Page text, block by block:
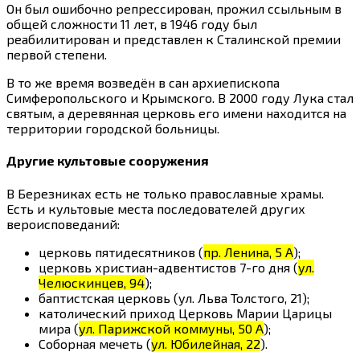
Он был ошибочно репрессирован, прожил ссыльным в
общей сложности 11 лет, в 1946 году был
реабилитирован и представлен к Сталинской премии
первой степени.
В то же время возведён в сан архиепископа
Симферопольского и Крымского. В 2000 году Лука стал
святым, а деревянная церковь его имени находится на
территории городской больницы.
Другие культовые сооружения
В Березниках есть не только православные храмы.
Есть и культовые места последователей других
вероисповеданий:
церковь пятидесятников (пр. Ленина, 5 А);
церковь христиан-адвентистов 7-го дня (ул.
Челюскинцев, 94);
баптистская церковь (ул. Льва Толстого, 21);
католический приход Церковь Марии Царицы
мира (ул. Парижской коммуны, 50 А);
Соборная мечеть (ул. Юбилейная, 22).